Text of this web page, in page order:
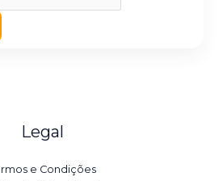
Legal
e Condições